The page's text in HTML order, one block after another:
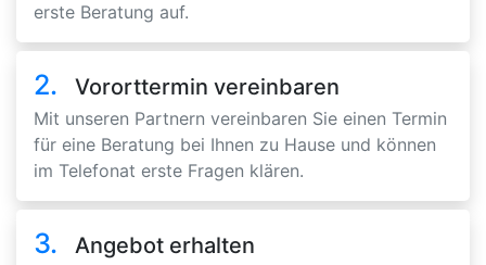
erste Beratung auf.
2. Vororttermin vereinbaren
Mit unseren Partnern vereinbaren Sie einen Termin
für eine Beratung bei Ihnen zu Hause und können
im Telefonat erste Fragen klären.
3. Angebot erhalten